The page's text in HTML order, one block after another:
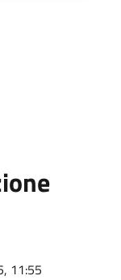
11:55